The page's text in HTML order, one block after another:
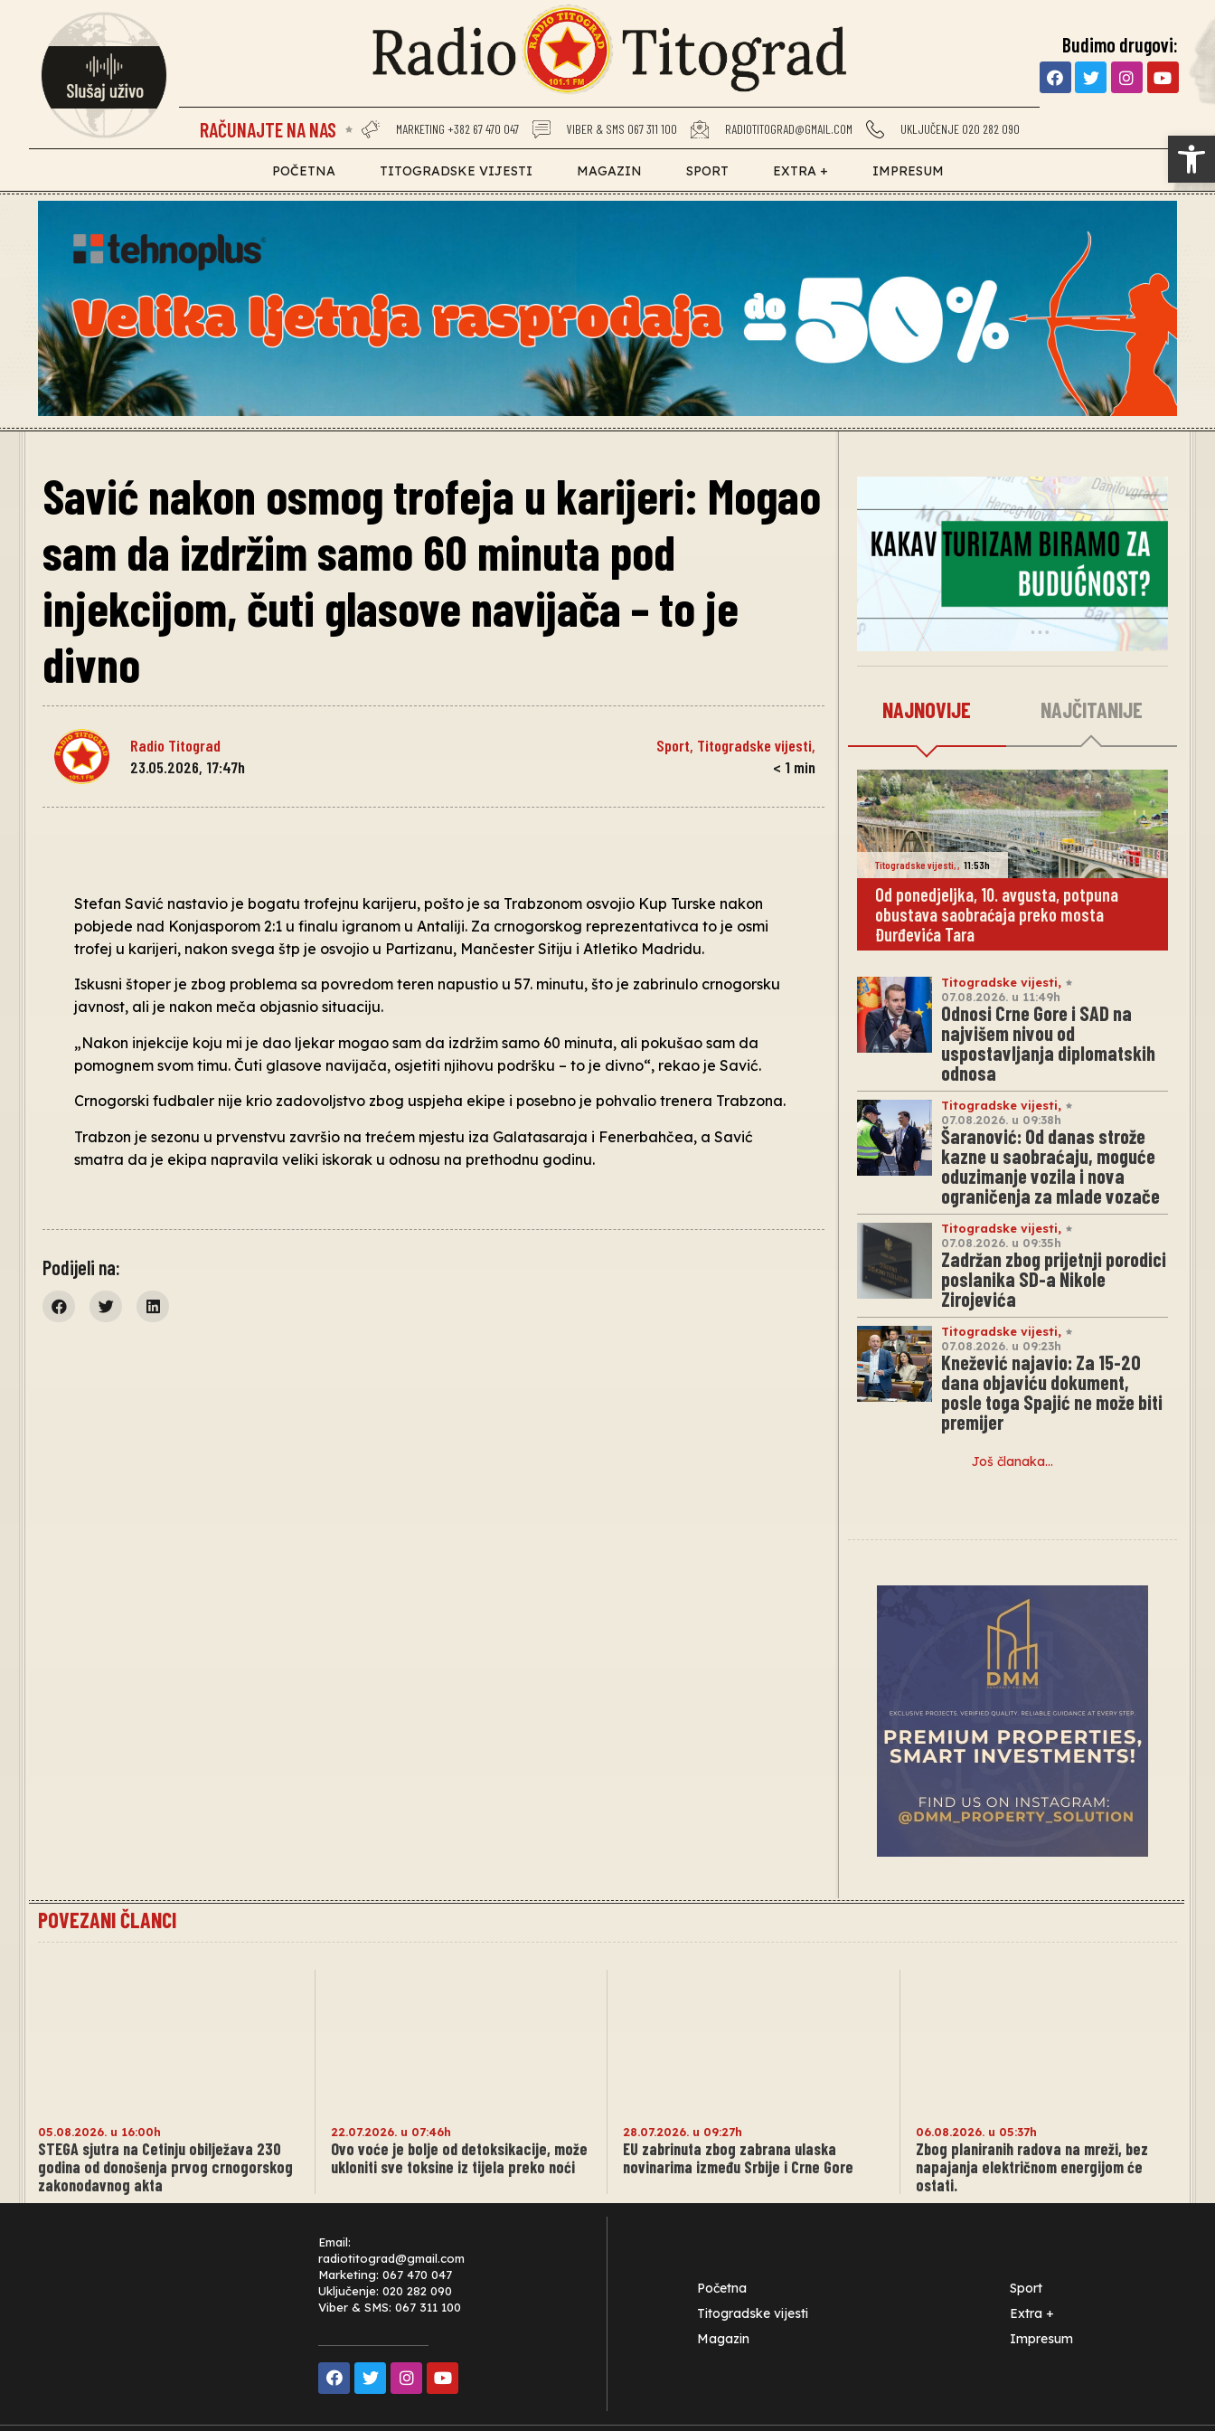
RAČUNAJTE NA NAS MARKETING +382 67 470 047 VIBER & SMS 067 311 100 RADIOTITOGRAD@GMAIL.COM UKLJUČENJE 020 282 090
Budimo drugovi:
POČETNA TITOGRADSKE VIJESTI MAGAZIN SPORT EXTRA + IMPRESUM
Savić nakon osmog trofeja u karijeri: Mogao
sam da izdržim samo 60 minuta pod
injekcijom, čuti glasove navijača – to je
divno
Radio Titograd Sport, Titogradske vijesti,
23.05.2026, 17:47h
< 1 min
Stefan Savić nastavio je bogatu trofejnu karijeru, pošto je sa Trabzonom osvojio Kup Turske nakon
pobjede nad Konjasporom 2:1 u finalu igranom u Antaliji. Za crnogorskog reprezentativca to je osmi
trofej u karijeri, nakon svega štp je osvojio u Partizanu, Mančester Sitiju i Atletiko Madridu.
Iskusni štoper je zbog problema sa povredom teren napustio u 57. minutu, što je zabrinulo crnogorsku
javnost, ali je nakon meča objasnio situaciju.
„Nakon injekcije koju mi je dao ljekar mogao sam da izdržim samo 60 minuta, ali pokušao sam da
pomognem svom timu. Čuti glasove navijača, osjetiti njihovu podršku – to je divno“, rekao je Savić.
Crnogorski fudbaler nije krio zadovoljstvo zbog uspjeha ekipe i posebno je pohvalio trenera Trabzona.
Trabzon je sezonu u prvenstvu završio na trećem mjestu iza Galatasaraja i Fenerbahčea, a Savić
smatra da je ekipa napravila veliki iskorak u odnosu na prethodnu godinu.
Podijeli na:
NAJNOVIJE NAJČITANIJE
Titogradske vijesti,, 11:53h
Od ponedjeljka, 10. avgusta, potpuna
obustava saobraćaja preko mosta
Đurđevića Tara
Titogradske vijesti,
07.08.2026. u 11:49h
Odnosi Crne Gore i SAD na
najvišem nivou od
uspostavljanja diplomatskih
odnosa
Titogradske vijesti,
07.08.2026. u 09:38h
Šaranović: Od danas strože
kazne u saobraćaju, moguće
oduzimanje vozila i nova
ograničenja za mlade vozače
Titogradske vijesti,
07.08.2026. u 09:35h
Zadržan zbog prijetnji porodici
poslanika SD-a Nikole
Zirojevića
Titogradske vijesti,
07.08.2026. u 09:23h
Knežević najavio: Za 15-20
dana objaviću dokument,
posle toga Spajić ne može biti
premijer
Još članaka…
POVEZANI ČLANCI
05.08.2026. u 16:00h
STEGA sjutra na Cetinju obilježava 230
godina od donošenja prvog crnogorskog
zakonodavnog akta
22.07.2026. u 07:46h
Ovo voće je bolje od detoksikacije, može
ukloniti sve toksine iz tijela preko noći
28.07.2026. u 09:27h
EU zabrinuta zbog zabrana ulaska
novinarima između Srbije i Crne Gore
06.08.2026. u 05:37h
Zbog planiranih radova na mreži, bez
napajanja električnom energijom će
ostati.
Email:
radiotitograd@gmail.com
Marketing: 067 470 047
Uključenje: 020 282 090
Viber & SMS: 067 311 100
Početna
Titogradske vijesti
Magazin
Sport
Extra +
Impresum